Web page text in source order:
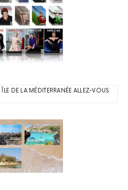
DE LA MÉDITERRANÉE ALLEZ-VOUS